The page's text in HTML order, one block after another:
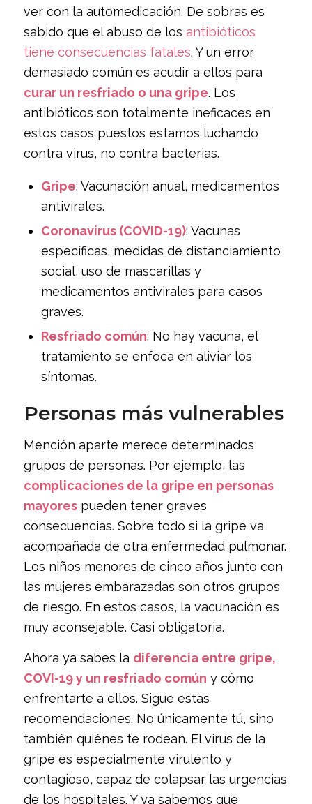
ver con la automedicación. De sobras es
sabido que el abuso de los antibióticos
tiene consecuencias fatales. Y un error
demasiado común es acudir a ellos para
curar un resfriado o una gripe. Los
antibióticos son totalmente ineficaces en
estos casos puestos estamos luchando
contra virus, no contra bacterias.
Gripe: Vacunación anual, medicamentos
antivirales.
Coronavirus (COVID-19): Vacunas
específicas, medidas de distanciamiento
social, uso de mascarillas y
medicamentos antivirales para casos
graves.
Resfriado común: No hay vacuna, el
tratamiento se enfoca en aliviar los
síntomas.
Personas más vulnerables
Mención aparte merece determinados
grupos de personas. Por ejemplo, las
complicaciones de la gripe en personas
mayorespueden tener graves
consecuencias. Sobre todo si la gripe va
acompañada de otra enfermedad pulmonar.
Los niños menores de cinco años junto con
las mujeres embarazadas son otros grupos
de riesgo. En estos casos, la vacunación es
muy aconsejable. Casi obligatoria.
Ahora ya sabes la diferencia entre gripe,
COVI-19 y un resfriado común y cómo
enfrentarte a ellos. Sigue estas
recomendaciones. No únicamente tú, sino
también quiénes te rodean. El virus de la
gripe es especialmente virulento y
contagioso, capaz de colapsar las urgencias
de los hospitales. Y ya sabemos que